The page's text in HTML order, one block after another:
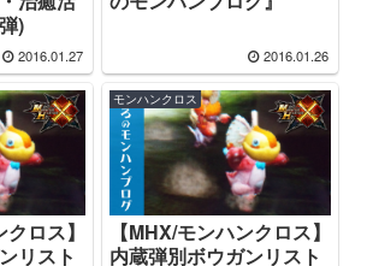
)
2016.01.27 2016.01.26
ロス】
リスト
モンハンクロス
【MHX/モンハンクロス】
内蔵弾別ボウガンリスト